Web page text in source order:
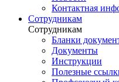
Контактная
Сотрудникам
Сотрудникам
Бланки
Документы
Инструкции
Полезные